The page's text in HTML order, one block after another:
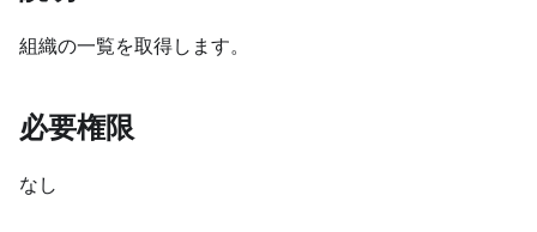
組織の一覧を取得します。
必要権限
なし